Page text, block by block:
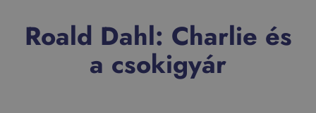
Roald Dahl: Charlie és
a csokigyár